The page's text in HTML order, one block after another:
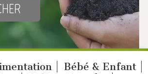
Bébé & Enfant